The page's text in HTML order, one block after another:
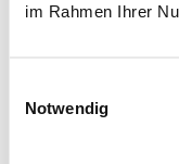
im Rahmen Ihrer
Notwendig